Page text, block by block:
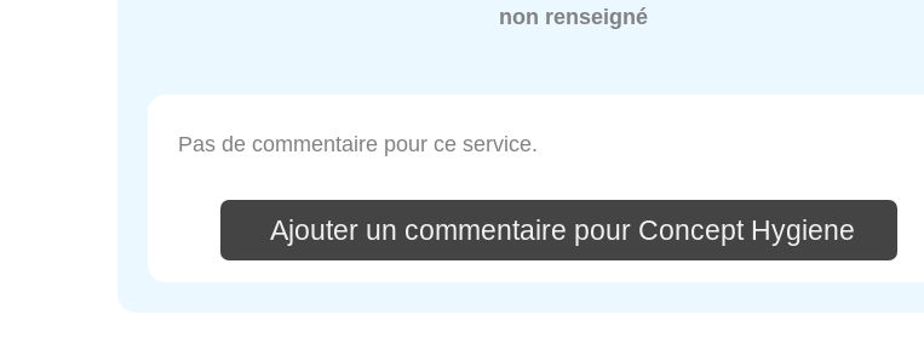
non renseigné
Pas de commentaire pour ce service.
Ajouter un commentaire pour Concept Hygiene